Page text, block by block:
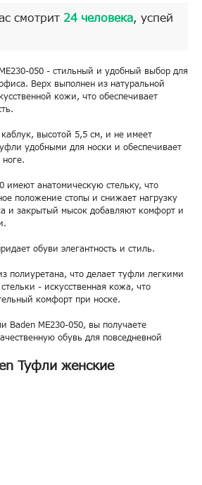
смотрит 24 человека, успей
050 - стильный и удобный выбор для
Верх выполнен из натуральной
кожи, что обеспечивает
высотой 5,5 см, и не имеет
удобными для носки и обеспечивает
имеют анатомическую стельку, что
положение стопы и снижает нагрузку
и закрытый мысок добавляют комфорт и
обуви элегантность и стиль.
полиуретана, что делает туфли легкими
- искусственная кожа, что
комфорт при носке.
Baden ME230-050, вы получаете
обувь для повседневной
Туфли женские